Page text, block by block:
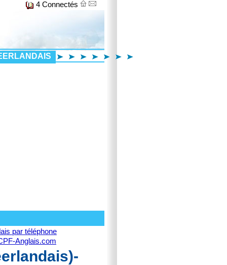
4 Connectés
par téléphone
Anglais.com